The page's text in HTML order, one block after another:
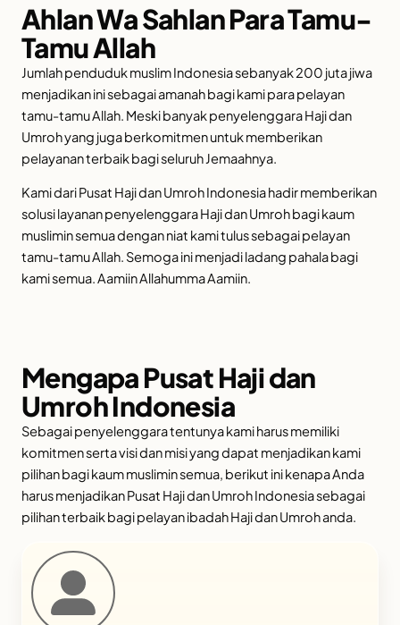
Ahlan Wa Sahlan Para Tamu-
Tamu Allah
Jumlah penduduk muslim Indonesia sebanyak 200 juta jiwa
menjadikan ini sebagai amanah bagi kami para pelayan
tamu-tamu Allah. Meski banyak penyelenggara Haji dan
Umroh yang juga berkomitmen untuk memberikan
pelayanan terbaik bagi seluruh Jemaahnya.
Kami dari Pusat Haji dan Umroh Indonesia hadir memberikan
solusi layanan penyelenggara Haji dan Umroh bagi kaum
muslimin semua dengan niat kami tulus sebagai pelayan
tamu-tamu Allah. Semoga ini menjadi ladang pahala bagi
kami semua. Aamiin Allahumma Aamiin.
Mengapa Pusat Haji dan
Umroh Indonesia
Sebagai penyelenggara tentunya kami harus memiliki
komitmen serta visi dan misi yang dapat menjadikan kami
pilihan bagi kaum muslimin semua, berikut ini kenapa Anda
harus menjadikan Pusat Haji dan Umroh Indonesia sebagai
pilihan terbaik bagi pelayan ibadah Haji dan Umroh anda.